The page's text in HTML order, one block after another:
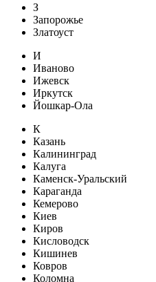
З
Запорожье
Златоуст
И
Иваново
Ижевск
Иркутск
Йошкар-Ола
К
Казань
Калининград
Калуга
Каменск-Уральский
Караганда
Кемерово
Киев
Киров
Кисловодск
Кишинев
Ковров
Коломна